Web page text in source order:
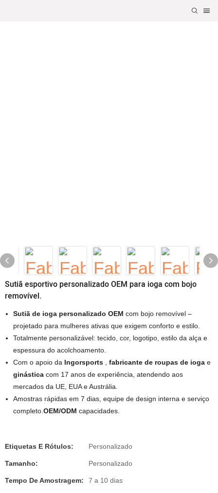
Sutiã esportivo personalizado OEM para ioga com bojo
removível.
Sutiã de ioga personalizado OEM com bojo removível –
projetado para mulheres ativas que exigem conforto e estilo.
Totalmente personalizável: tecido, cor, logotipo, estilo da alça e
espessura do acolchoamento.
Com o apoio da Ingorsports, fabricante de roupas de iogae
ginásticacom 17 anos de experiência, atendendo aos
mercados da UE, EUA e Austrália.
Amostras rápidas em 7 dias, equipe de design interna e serviço
completo.OEM/ODM capacidades.
Etiquetas E Rótulos: Personalizado
Tamanho: Personalizado
Tempo De Amostragem: 7 a 10 dias